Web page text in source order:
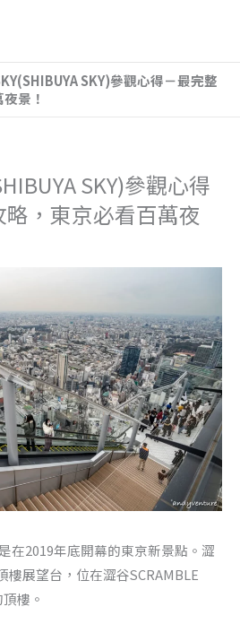
SKY)參觀心得－最完整
景！
SKY)參觀心得
，東京必看百萬夜
在2019年底開幕的東京新景點。澀
樓展望台，位在澀谷SCRAMBLE
樓。